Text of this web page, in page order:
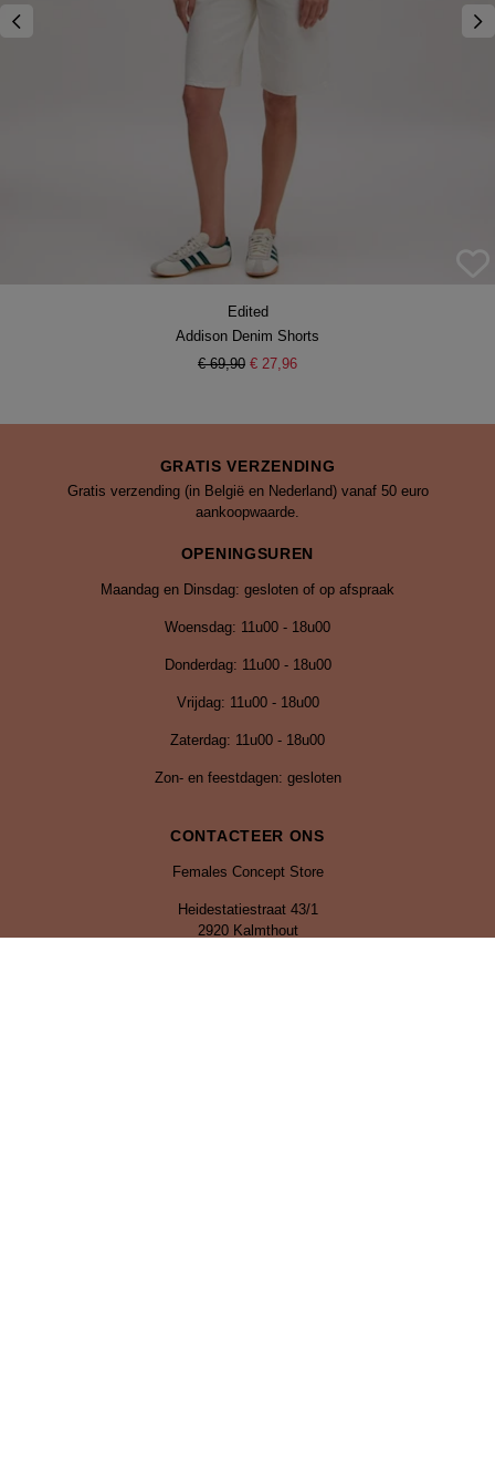
Edited
Addison Denim Shorts
€ 69,90 € 27,96
GRATIS VERZENDING
Gratis verzending (in België en Nederland) vanaf 50 euro
aankoopwaarde.
OPENINGSUREN
Maandag en Dinsdag: gesloten of op afspraak
Woensdag: 11u00 - 18u00
Donderdag: 11u00 - 18u00
Vrijdag: 11u00 - 18u00
Zaterdag: 11u00 - 18u00
Zon- en feestdagen: gesloten
CONTACTEER ONS
Females Concept Store
Heidestatiestraat 43/1
2920 Kalmthout